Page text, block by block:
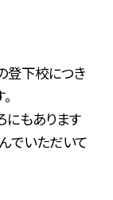
登下校につき
にもあります
でいただいて